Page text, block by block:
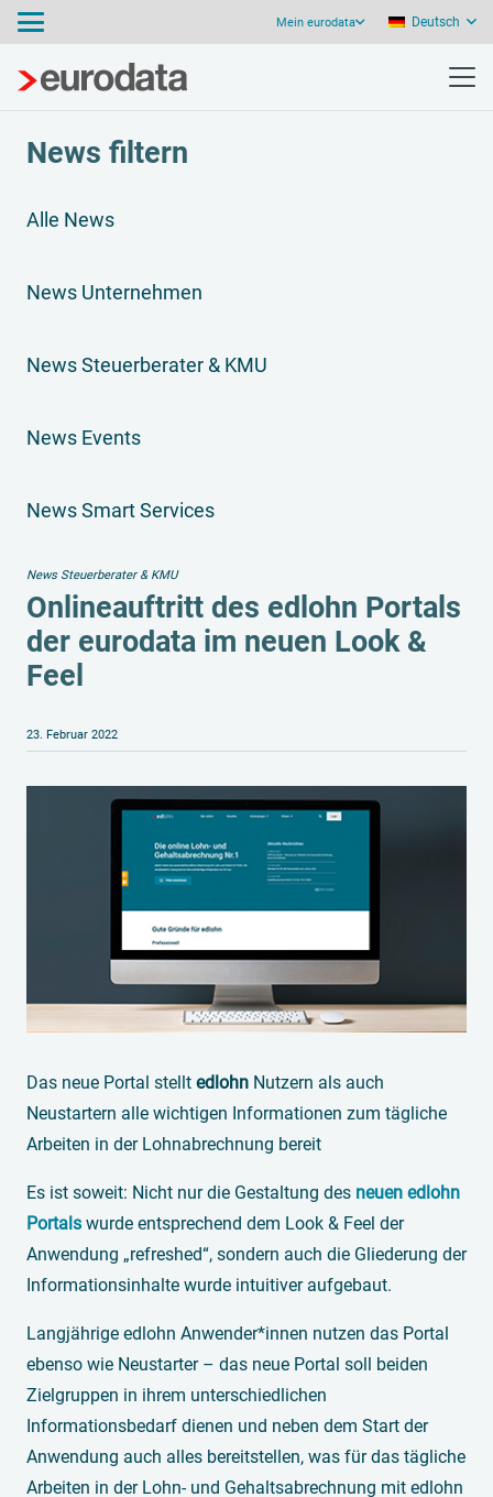
Mein eurodata Deutsch
News filtern
Alle News
News Unternehmen
News Steuerberater & KMU
News Events
News Smart Services
News Steuerberater & KMU
Onlineauftritt des edlohn Portals
der eurodata im neuen Look &
Feel
23. Februar 2022
Das neue Portal stellt edlohn Nutzern als auch
Neustartern alle wichtigen Informationen zum tägliche
Arbeiten in der Lohnabrechnung bereit
Es ist soweit: Nicht nur die Gestaltung des neuen edlohn
Portals wurde entsprechend dem Look & Feel der
Anwendung „refreshed“, sondern auch die Gliederung der
Informationsinhalte wurde intuitiver aufgebaut.
Langjährige edlohn Anwender*innen nutzen das Portal
ebenso wie Neustarter – das neue Portal soll beiden
Zielgruppen in ihrem unterschiedlichen
Informationsbedarf dienen und neben dem Start der
Anwendung auch alles bereitstellen, was für das tägliche
Arbeiten in der Lohn- und Gehaltsabrechnung mit edlohn